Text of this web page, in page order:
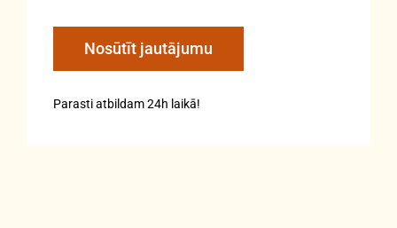
Parasti atbildam 24h laikā!